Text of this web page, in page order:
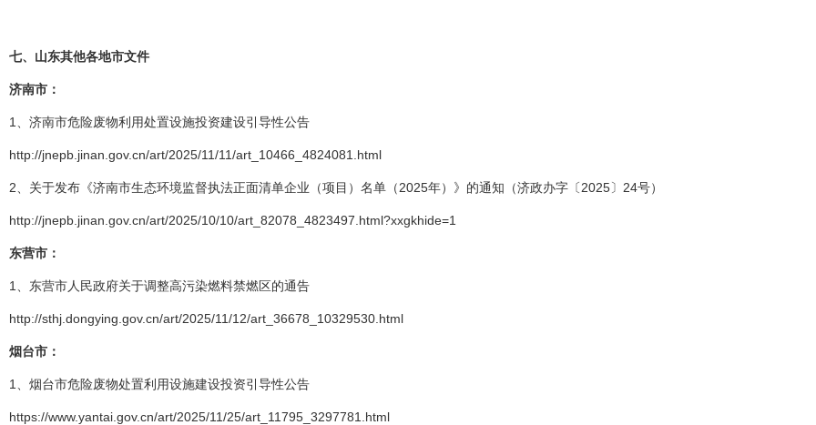
七、 山东其他各地市文件
济南市：
1、济南市危险废物利用处置设施投资建设引导性公告
http://jnepb.jinan.gov.cn/art/2025/11/11/art_10466_4824081.html
2、关于发布《济南市生态环境监督执法正面清单企业（项目）名单（2025年）》的通知（济政办字〔2025〕24号）
http://jnepb.jinan.gov.cn/art/2025/10/10/art_82078_4823497.html?xxgkhide=1
东营市：
1、东营市人民政府关于调整高污染燃料禁燃区的通告
http://sthj.dongying.gov.cn/art/2025/11/12/art_36678_10329530.html
烟台市：
1、烟台市危险废物处置利用设施建设投资引导性公告
https://www.yantai.gov.cn/art/2025/11/25/art_11795_3297781.html